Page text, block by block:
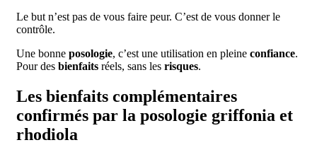
Le but n’est pas de vous faire peur. C’est de vous donner le
contrôle.
Une bonne posologie, c’est une utilisation en pleine confiance.
Pour des bienfaits réels, sans les risques.
Les bienfaits complémentaires
confirmés par la posologie griffonia et
rhodiola